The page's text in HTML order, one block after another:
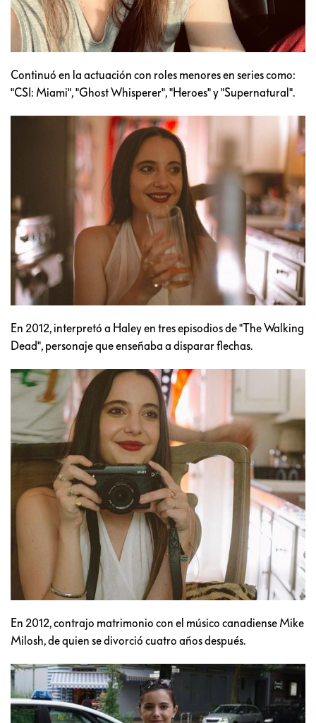
Continuó en la actuación con roles menores en series como:
"CSI: Miami", "Ghost Whisperer", "Heroes" y "Supernatural".
En 2012, interpretó a Haley en tres episodios de "The Walking
Dead", personaje que enseñaba a disparar flechas.
En 2012, contrajo matrimonio con el músico canadiense Mike
Milosh, de quien se divorció cuatro años después.